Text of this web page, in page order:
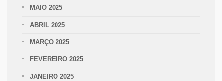
MAIO 2025
ABRIL 2025
MARÇO 2025
FEVEREIRO 2025
JANEIRO 2025